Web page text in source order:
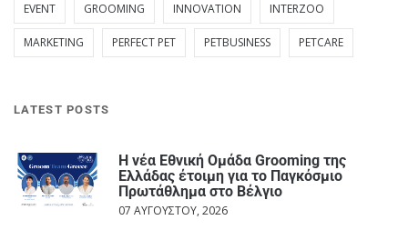
EVENT GROOMING INNOVATION INTERZOO
MARKETING PERFECT PET PETBUSINESS PETCARE
LATEST POSTS
Η νέα Εθνική Ομάδα Grooming της
Ελλάδας έτοιμη για το Παγκόσμιο
Πρωτάθλημα στο Βέλγιο
07 ΑΥΓΟΎΣΤΟΥ, 2026